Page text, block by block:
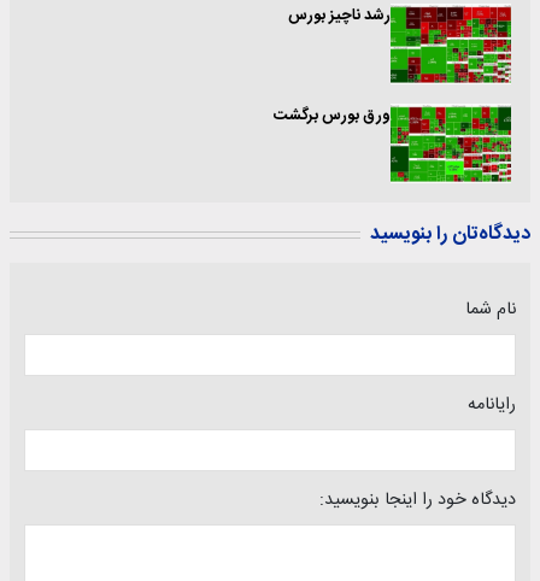
رشد ناچیز بورس
ورق بورس برگشت
دیدگاه‌تان را بنویسید
نام شما
رایانامه
دیدگاه خود را اینجا بنویسید: